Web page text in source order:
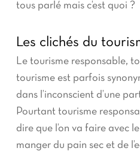
tous parlé mais c’est quoi ?
Les clichés du
Le tourisme responsable,
tourisme est parfois
dans l’inconscient d’une
Pourtant tourisme
dire que l’on va faire avec
manger du pain sec et de